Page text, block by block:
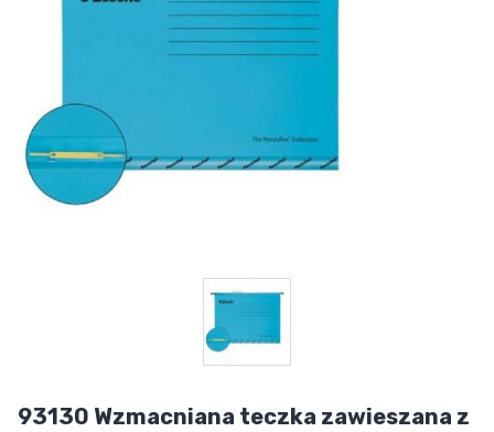
93130 Wzmacniana teczka zawieszana z